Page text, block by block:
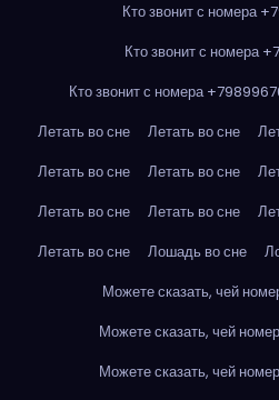
Кто звонит с номера
Кто звонит с номера
Кто звонит с номера
Летать во сне
Летать во сне
Летать во сне
Летать во сне
Летать во сне
Летать во сне
Летать во сне
Лошадь во сне
Можете сказать, чей
Можете сказать, чей
Можете сказать, чей